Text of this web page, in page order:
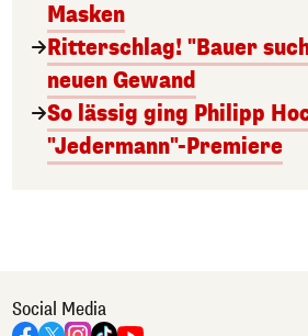
Masken
Ritterschlag! "Bauer
neuen Gewand
So lässig ging Philipp
"Jedermann"-Premiere
Social Media